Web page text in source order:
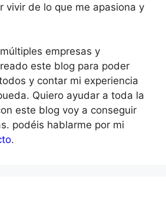
vivir de lo que me apasiona y
empresas y
este blog para poder
y contar mi experiencia
Quiero ayudar a toda la
este blog voy a conseguir
podéis hablarme por mi
.